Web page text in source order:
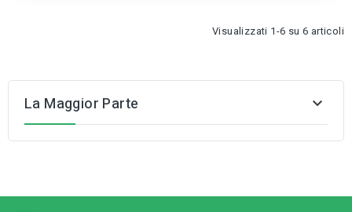
Visualizzati 1-6 su 6 articoli
La Maggior Parte 